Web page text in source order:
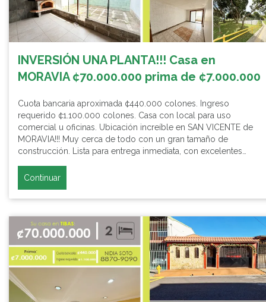
INVERSIÓN UNA PLANTA!!! Casa en
MORAVIA ¢70.000.000 prima de ¢7.000.000
Cuota bancaria aproximada ¢440.000 colones. Ingreso
requerido ¢1.100.000 colones. Casa con local para uso
comercial u oficinas. Ubicación increíble en SAN VICENTE de
MORAVIA!!! Muy cerca de todo con un gran tamaño de
construcción. Lista para entrega inmediata, con excelentes…
Continuar